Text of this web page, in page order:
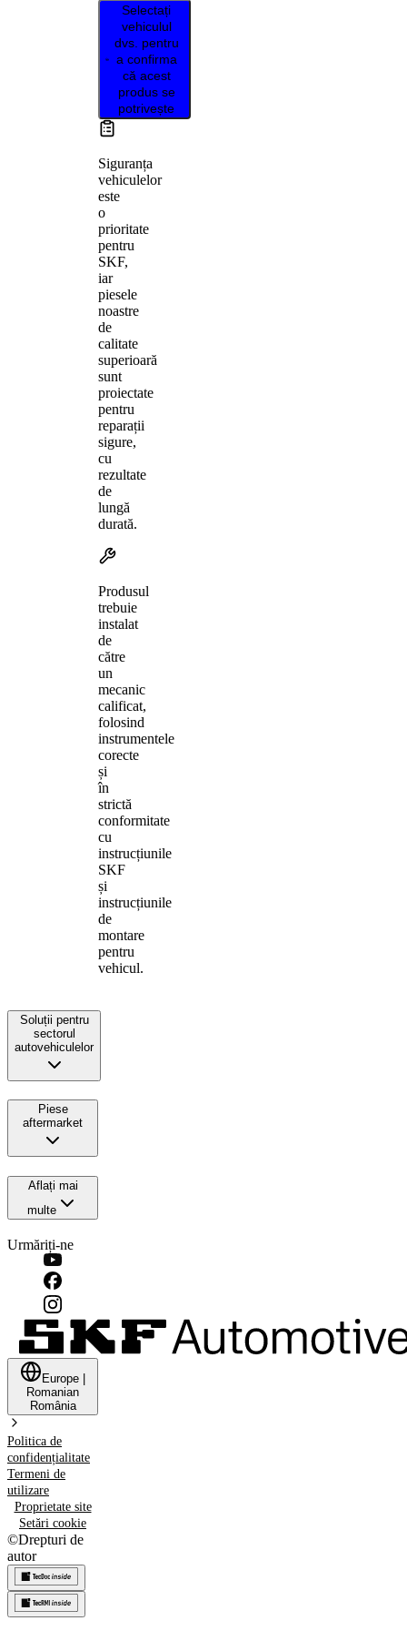
Selectați
vehiculul
dvs. pentru
a confirma
că acest
produs se
potrivește
Siguranța
vehiculelor
este
o
prioritate
pentru
SKF,
iar
piesele
noastre
de
calitate
superioară
sunt
proiectate
pentru
reparații
sigure,
cu
rezultate
de
lungă
durată.
Produsul
trebuie
instalat
de
către
un
mecanic
calificat,
folosind
instrumentele
corecte
și
în
strictă
conformitate
cu
instrucțiunile
SKF
și
instrucțiunile
de
montare
pentru
vehicul.
Soluții pentru
sectorul
autovehiculelor
Piese
aftermarket
Aflați mai
multe
Urmăriți-ne
Europe
Romanian
România
Politica de
confidențialitate
Termeni de
utilizare
Proprietate site
Setări cookie
©Drepturi de
autor